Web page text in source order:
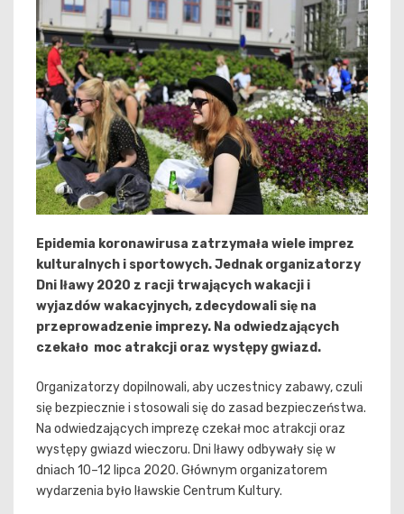
Epidemia koronawirusa zatrzymała wiele imprez
kulturalnych i sportowych. Jednak organizatorzy
Dni Iławy 2020 z racji trwających wakacji i
wyjazdów wakacyjnych, zdecydowali się na
przeprowadzenie imprezy. Na odwiedzających
czekało moc atrakcji oraz występy gwiazd.
Organizatorzy dopilnowali, aby uczestnicy zabawy, czuli
się bezpiecznie i stosowali się do zasad bezpieczeństwa.
Na odwiedzających imprezę czekał moc atrakcji oraz
występy gwiazd wieczoru. Dni Iławy odbywały się w
dniach 10–12 lipca 2020. Głównym organizatorem
wydarzenia było Iławskie Centrum Kultury.